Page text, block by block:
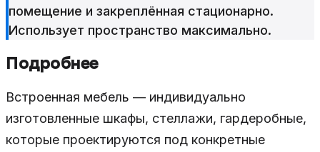
помещение и закреплённая стационарно.
Использует пространство максимально.
Подробнее
Встроенная мебель — индивидуально
изготовленные шкафы, стеллажи, гардеробные,
которые проектируются под конкретные